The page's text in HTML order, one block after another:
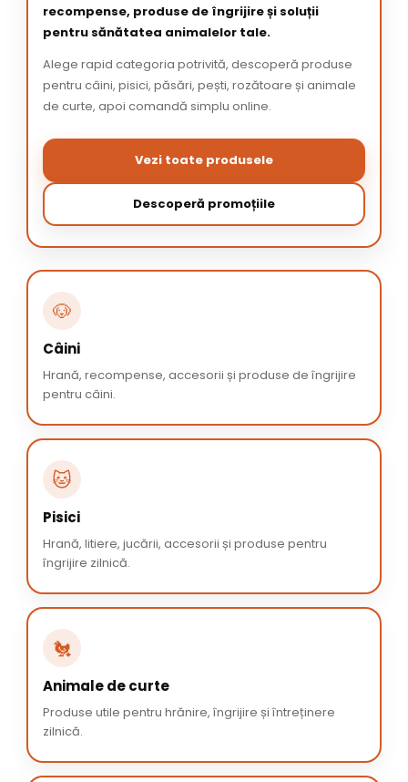
recompense, produse de îngrijire și soluții
pentru sănătatea animalelor tale.
Alege rapid categoria potrivită, descoperă produse
pentru câini, pisici, păsări, pești, rozătoare și animale
de curte, apoi comandă simplu online.
Vezi toate produsele
Descoperă promoțiile
🐶
Câini
Hrană, recompense, accesorii și produse de îngrijire
pentru câini.
🐱
Pisici
Hrană, litiere, jucării, accesorii și produse pentru
îngrijire zilnică.
🐔
Animale de curte
Produse utile pentru hrănire, îngrijire și întreținere
zilnică.